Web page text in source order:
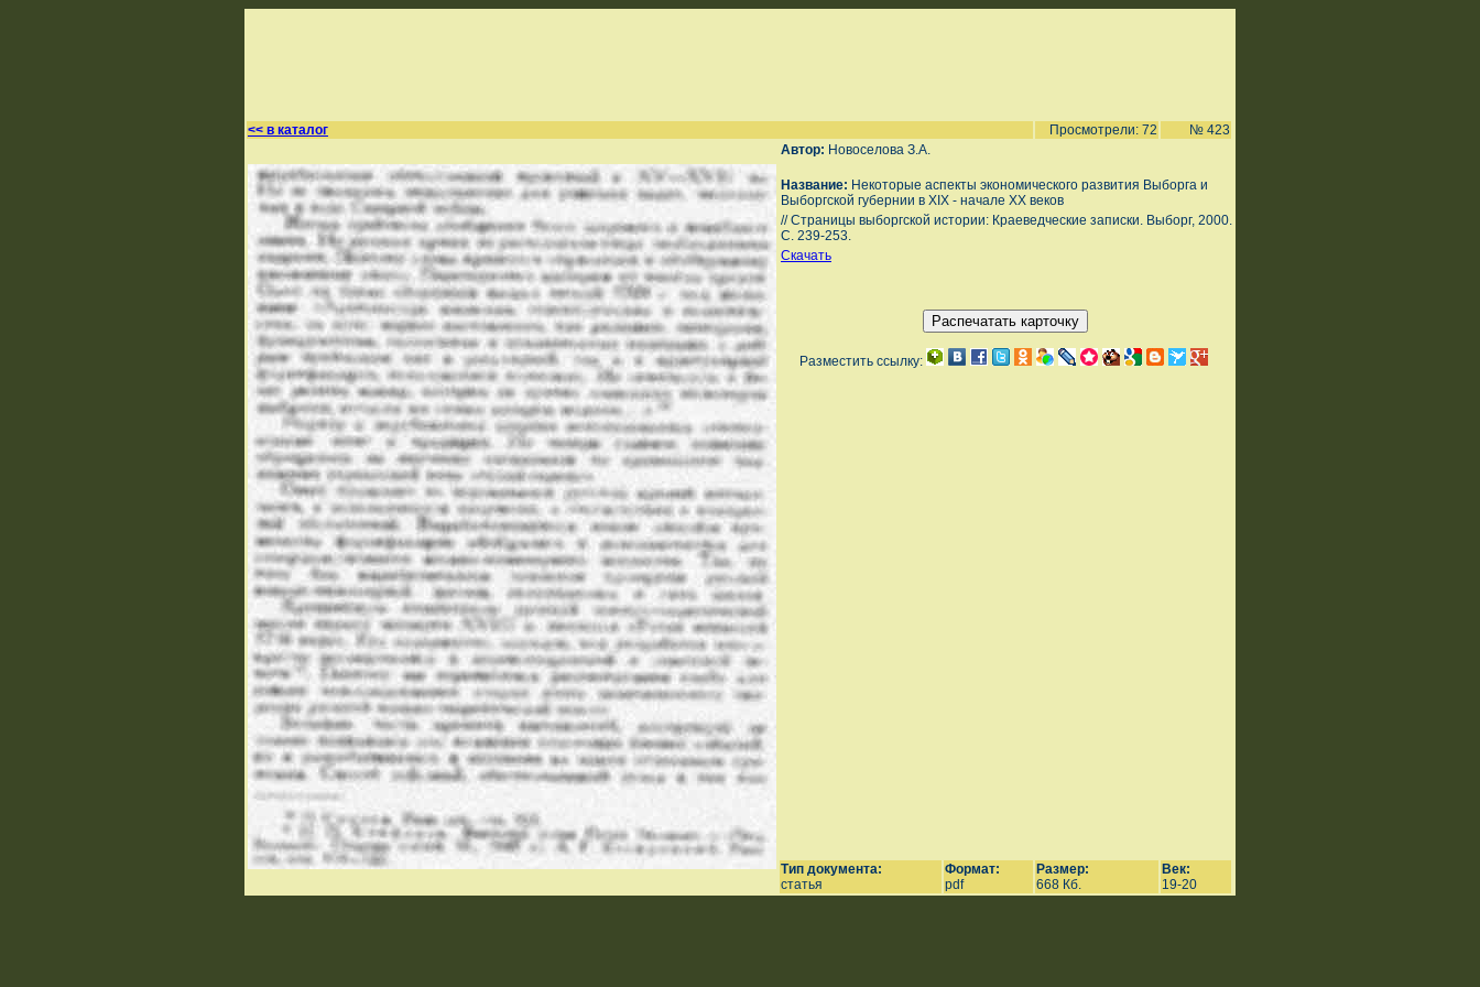
<< в каталог Просмотрели: 72
№ 423
Автор: Новоселова З.А.
Название: Некоторые аспекты экономического развития Выборга и
Выборгской губернии в XIX - начале XX веков
// Страницы выборгской истории: Краеведческие записки. Выборг, 2000.
С. 239-253.
Скачать
Разместить ссылку:
Тип документа:
статья
Формат:
pdf
Размер:
668 Кб.
Век:
19-20